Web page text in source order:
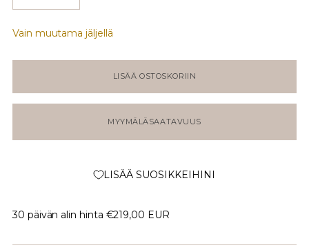
Vain muutama jäljellä
LISÄÄ OSTOSKORIIN
MYYMÄLÄSAATAVUUS
LISÄÄ SUOSIKKEIHINI
30 päivän alin hinta €219,00 EUR